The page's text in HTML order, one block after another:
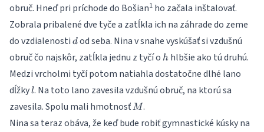
obruč. Hneď pri príchode do Bošian1 ho začala inštalovať.
Zobrala pribalené dve tyče a zatĺkla ich na záhrade do zeme
do vzdialenosti d
dod seba. Nina v snahe vyskúšať si vzdušnú
obruč čo najskôr, zatĺkla jednu z tyčí o h
h hlbšie ako tú druhú.
Medzi vrcholmi tyčí potom natiahla dostatočne dlhé lano
dĺžky l
l. Na toto lano zavesila vzdušnú obruč, na ktorú sa
zavesila. Spolu mali hmotnosť M
M.
Nina sa teraz obáva, že keď bude robiť gymnastické kúsky na